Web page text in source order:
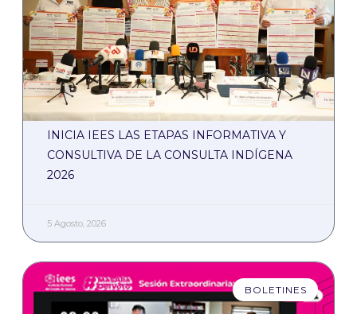
INICIA IEES LAS ETAPAS INFORMATIVA Y
CONSULTIVA DE LA CONSULTA INDÍGENA
2026
5 Agosto, 2026
BOLETINES